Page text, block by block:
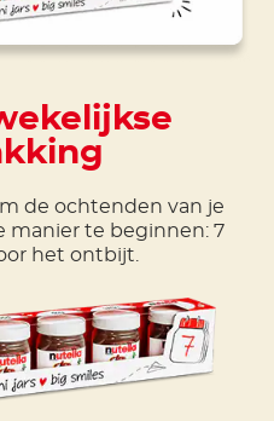
de ochtenden van je
manier te beginnen: 7
het ontbijt.